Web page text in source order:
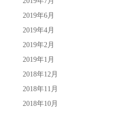
2019年6月
2019年4月
2019年2月
2019年1月
2018年12月
2018年11月
2018年10月